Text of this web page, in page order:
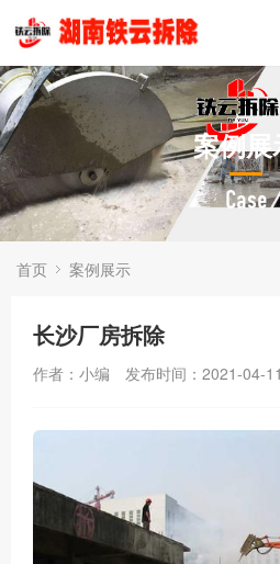
案例展
Case
首页 案例展示
长沙厂房拆除
作者：小编 发布时间：2021-04-11